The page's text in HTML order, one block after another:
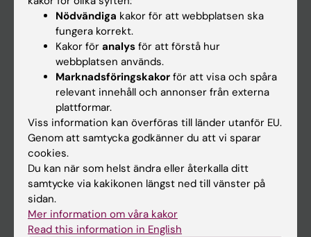
Schema
Studentmejlen
Kurs- och programwebbar
Student på KI
Medarbetare
Medarbetarportalen
Kontakta och besök KI
Universitetsbiblioteket
Stöd forskning och utbildning
Nödvändiga kakor för att webbplatsen ska
fungera korrekt.
Kakor för analys för att förstå hur
webbplatsen används.
Marknadsföringskakor för att visa och spåra
relevant innehåll och annonser från externa
plattformar.
Viss information kan överföras till länder utanför EU.
Genom att samtycka godkänner du att vi sparar
cookies.
Du kan när som helst ändra eller återkalla ditt
samtycke via kakikonen längst ned till vänster på
sidan.
Mer information om våra kakor
Read this information in English